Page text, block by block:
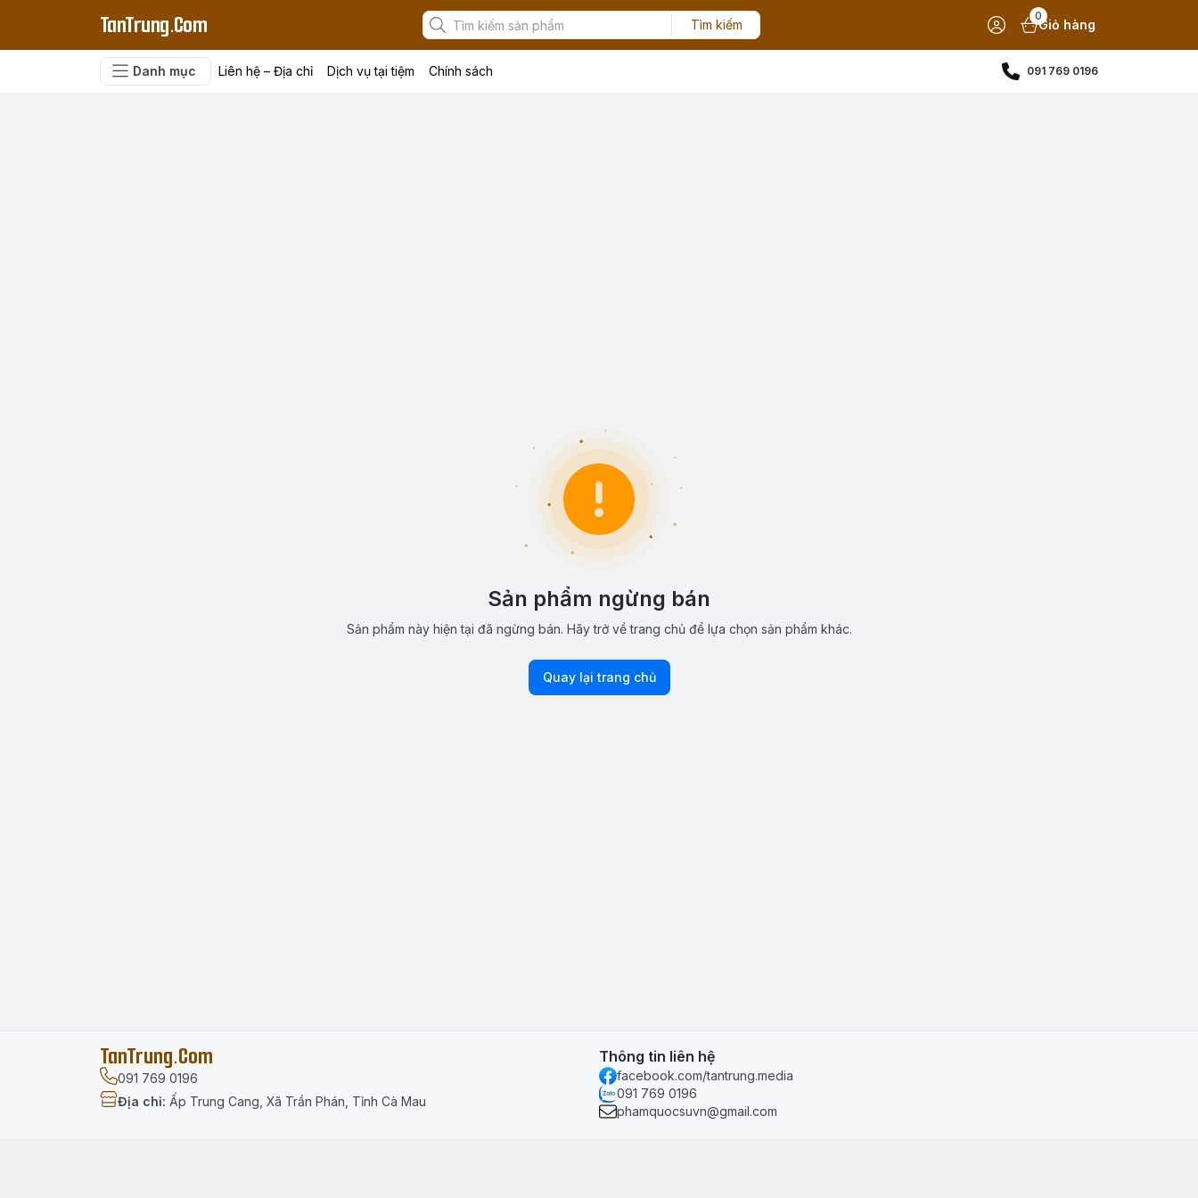
TanTrung.Com Tìm kiếm
0
Giỏ hàng
Danh mục Liên hệ – Địa chỉ Dịch vụ tại tiệm Chính sách 091 769 0196
Sản phẩm ngừng bán
Sản phẩm này hiện tại đã ngừng bán. Hãy trở về trang chủ để lựa chọn sản phẩm khác.
Quay lại trang chủ
TanTrung.Com
091 769 0196
Địa chỉ: Ấp Trung Cang, Xã Trần Phán, Tỉnh Cà Mau
Thông tin liên hệ
facebook.com/tantrung.media
091 769 0196
phamquocsuvn@gmail.com